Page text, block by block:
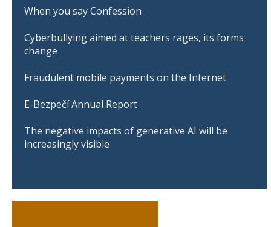
When you say Confession
Cyberbullying aimed at teachers rages, its forms
change
Fraudulent mobile payments on the Internet
E-Bezpečí Annual Report
The negative impacts of generative AI will be
increasingly visible